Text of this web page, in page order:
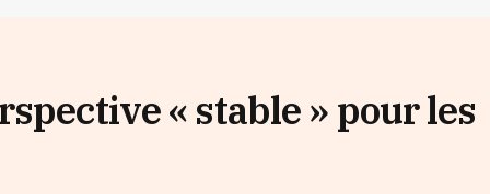
« stable » pour les